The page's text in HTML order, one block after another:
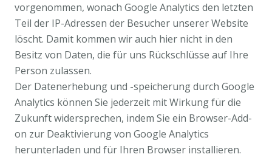
vorgenommen, wonach Google Analytics den letzten
Teil der IP-Adressen der Besucher unserer Website
löscht. Damit kommen wir auch hier nicht in den
Besitz von Daten, die für uns Rückschlüsse auf Ihre
Person zulassen.
Der Datenerhebung und -speicherung durch Google
Analytics können Sie jederzeit mit Wirkung für die
Zukunft widersprechen, indem Sie ein Browser-Add-
on zur Deaktivierung von Google Analytics
herunterladen und für Ihren Browser installieren.